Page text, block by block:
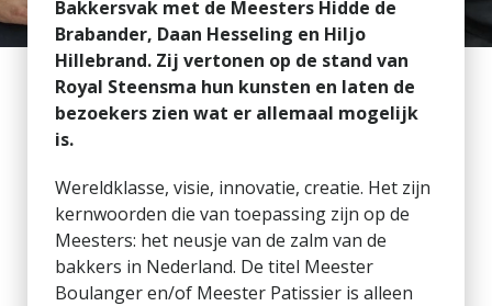
Bakkersvak met de Meesters Hidde de
Brabander, Daan Hesseling en Hiljo
Hillebrand. Zij vertonen op de stand van
Royal Steensma hun kunsten en laten de
bezoekers zien wat er allemaal mogelijk
is.
Wereldklasse, visie, innovatie, creatie. Het zijn
kernwoorden die van toepassing zijn op de
Meesters: het neusje van de zalm van de
bakkers in Nederland. De titel Meester
Boulanger en/of Meester Patissier is alleen